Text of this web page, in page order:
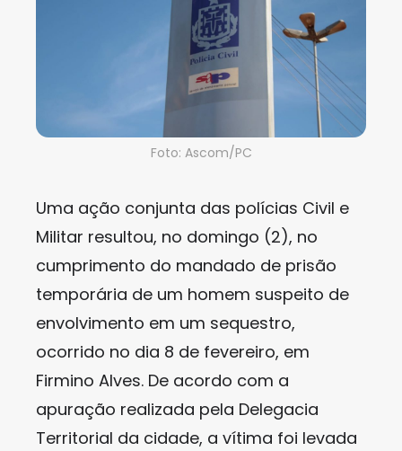
Foto: Ascom/PC
Uma ação conjunta das polícias Civil e
Militar resultou, no domingo (2), no
cumprimento do mandado de prisão
temporária de um homem suspeito de
envolvimento em um sequestro,
ocorrido no dia 8 de fevereiro, em
Firmino Alves. De acordo com a
apuração realizada pela Delegacia
Territorial da cidade, a vítima foi levada